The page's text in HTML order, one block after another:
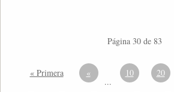
Página 30 de 83
« Primera «
...
10 20